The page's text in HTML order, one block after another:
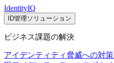
IdentityIQ
ID管理ソリューション
ビジネス課題の解決
アイデンティティ脅威への対策